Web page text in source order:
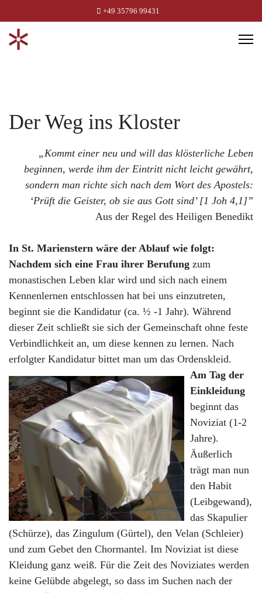
+49 35796 99431
Der Weg ins Kloster
„Kommt einer neu und will das klösterliche Leben
beginnen, werde ihm der Eintritt nicht leicht gewährt,
sondern man richte sich nach dem Wort des Apostels:
‘Prüft die Geister, ob sie aus Gott sind’ [1 Joh 4,1]”
Aus der Regel des Heiligen Benedikt
In St. Marienstern wäre der Ablauf wie folgt:
Nachdem sich eine Frau ihrer Berufung zum
monastischen Leben klar wird und sich nach einem
Kennenlernen entschlossen hat bei uns einzutreten,
beginnt sie die Kandidatur (ca. ½ -1 Jahr). Während
dieser Zeit schließt sie sich der Gemeinschaft ohne feste
Verbindlichkeit an, um diese kennen zu lernen. Nach
erfolgter Kandidatur bittet man um das Ordenskleid.
Am Tag der
Einkleidung
beginnt das
Noviziat (1-2
Jahre).
Äußerlich
trägt man nun
den Habit
(Leibgewand),
das Skapulier
(Schürze), das Zingulum (Gürtel), den Velan (Schleier)
und zum Gebet den Chormantel. Im Noviziat ist diese
Kleidung ganz weiß. Für die Zeit des Noviziates werden
keine Gelübde abgelegt, so dass im Suchen nach der